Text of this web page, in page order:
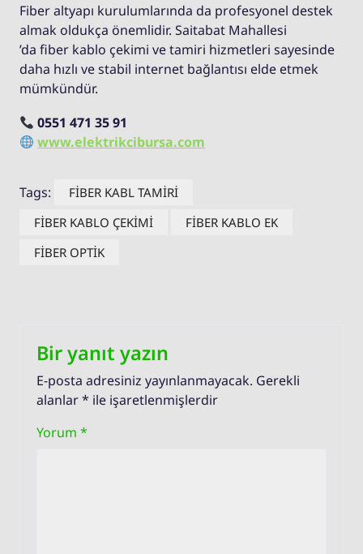
Fiber altyapı kurulumlarında da profesyonel destek
almak oldukça önemlidir. Saitabat Mahallesi
’da fiber kablo çekimi ve tamiri hizmetleri sayesinde
daha hızlı ve stabil internet bağlantısı elde etmek
mümkündür.
0551 471 35 91
www.elektrikcibursa.com
Tags:
FİBER KABL TAMİRİ
FİBER KABLO ÇEKİMİ
FİBER KABLO EK
FİBER OPTİK
Bir yanıt yazın
E-posta adresiniz yayınlanmayacak. Gerekli
alanlar* ile işaretlenmişlerdir
Yorum *